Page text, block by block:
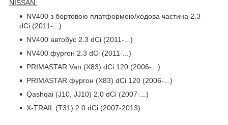
NISSAN:
NV400 з бортовою платформою/ходова частина 2.3
dCi (2011-...)
NV400 автобус 2.3 dCi (2011-...)
NV400 фургон 2.3 dCi (2011-...)
PRIMASTAR Van (X83) dCi 120 (2006-...)
PRIMASTAR фургон (X83) dCi 120 (2006-...)
Qashqai (J10, JJ10) 2.0 dCi (2007-...)
X-TRAIL (T31) 2.0 dCi (2007-2013)